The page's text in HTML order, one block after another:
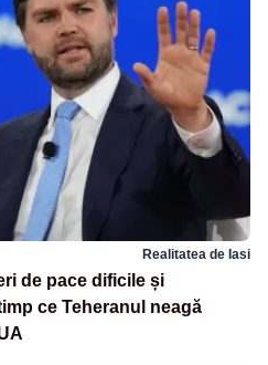
Realitatea de Iasi
de pace dificile și
ce Teheranul neagă